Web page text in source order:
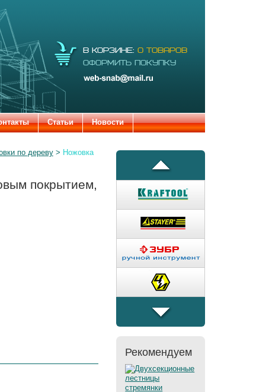
Статьи Новости
по дереву
Ножовка
покрытием,
Рекомендуем
В КОРЗИНЕ: 0 ТОВАРОВ
ОФОРМИТЬ ПОКУПКУ
Электронная
почта: